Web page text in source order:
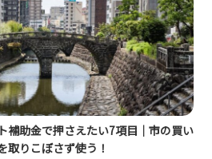
補助金で押さえたい7項目｜市の買い
取りこぼさず使う！